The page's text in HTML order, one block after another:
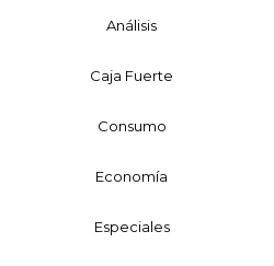
Análisis
Caja Fuerte
Consumo
Economía
Especiales